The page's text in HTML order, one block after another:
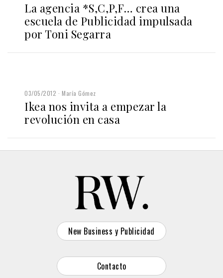
La agencia *S,C,P,F… crea una
escuela de Publicidad impulsada
por Toni Segarra
03/05/2012 María Gómez
Ikea nos invita a empezar la
revolución en casa
New Business y Publicidad
Contacto